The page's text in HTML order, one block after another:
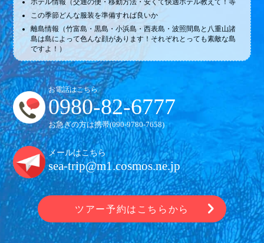
この季節どんな服装を準備すれば良いか
離島情報（竹富島・黒島・小浜島・西表島・波照間島と八重山諸
島は島によって色んな顔があります！それぞれとっても素敵な島
ですよ！）
お電話はこちら
0980-82-6777
お急ぎの方は携帯(090-9780-7658)
メールはこちら
sea-trip@m1.cosmos.ne.jp
ツアー予約はこちらから